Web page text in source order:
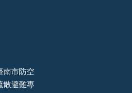
南市防空
散避難專